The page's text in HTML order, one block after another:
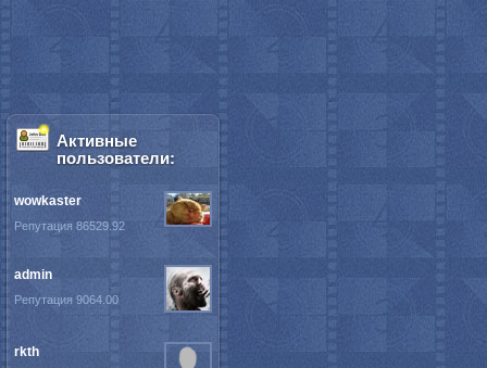
Активные
пользователи:
wowkaster
Репутация 86529.92
admin
Репутация 9064.00
rkth